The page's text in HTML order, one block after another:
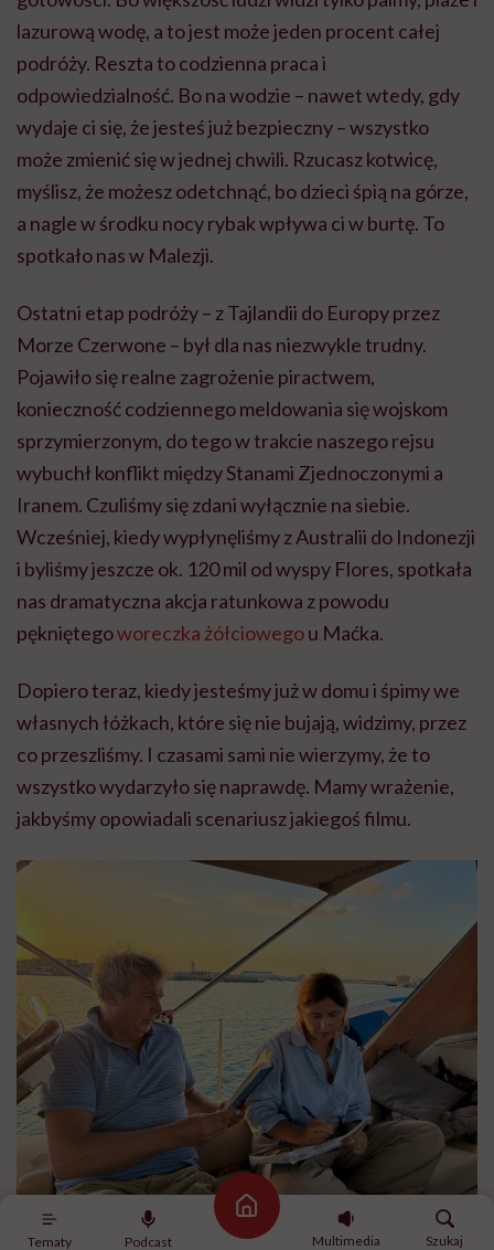
Tematy Podcast
Strona główna
Multimedia
Szukaj
lazurową wodę, a to jest może jeden procent całej
podróży. Reszta to codzienna praca i
odpowiedzialność. Bo na wodzie – nawet wtedy, gdy
wydaje ci się, że jesteś już bezpieczny – wszystko
może zmienić się w jednej chwili. Rzucasz kotwicę,
myślisz, że możesz odetchnąć, bo dzieci śpią na górze,
a nagle w środku nocy rybak wpływa ci w burtę. To
spotkało nas w Malezji.
Ostatni etap podróży – z Tajlandii do Europy przez
Morze Czerwone – był dla nas niezwykle trudny.
Pojawiło się realne zagrożenie piractwem,
konieczność codziennego meldowania się wojskom
sprzymierzonym, do tego w trakcie naszego rejsu
wybuchł konflikt między Stanami Zjednoczonymi a
Iranem. Czuliśmy się zdani wyłącznie na siebie.
Wcześniej, kiedy wypłynęliśmy z Australii do Indonezji
i byliśmy jeszcze ok. 120 mil od wyspy Flores, spotkała
nas dramatyczna akcja ratunkowa z powodu
pękniętegoworeczka żółciowegou Maćka.
Dopiero teraz, kiedy jesteśmy już w domu i śpimy we
własnych łóżkach, które się nie bujają, widzimy, przez
co przeszliśmy. I czasami sami nie wierzymy, że to
wszystko wydarzyło się naprawdę. Mamy wrażenie,
jakbyśmy opowiadali scenariusz jakiegoś filmu.
Martyna i jej mąż Maciej na jachcie Donna / Zdjęcie: archiwum prywatne